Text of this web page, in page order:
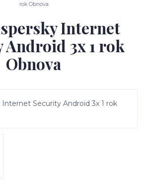
rok Obnova
Internet
Android 3x 1 rok
Obnova